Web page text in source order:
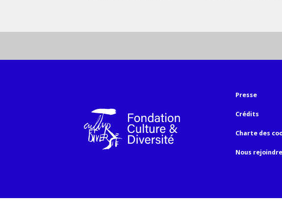
Presse
Crédits
Charte des
Nous rejoindre